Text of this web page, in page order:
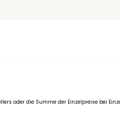
oder die Summe der Einzelpreise bei